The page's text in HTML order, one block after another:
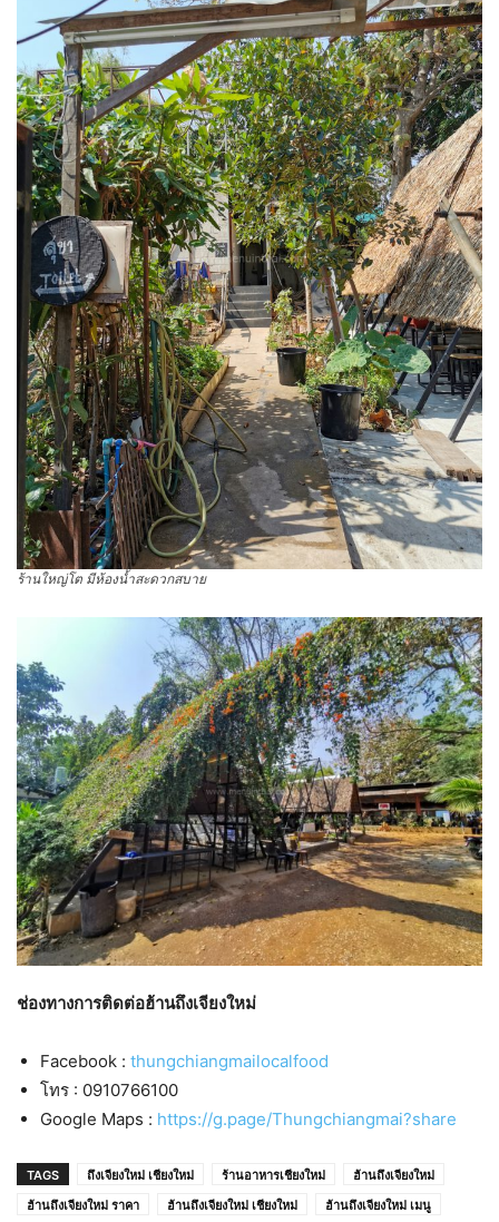
ร้านใหญ่โต มีห้องน้ำสะดวกสบาย
ช่องทางการติดต่อฮ้านถึงเจียงใหม่
Facebook : thungchiangmailocalfood
โทร : 0910766100
Google Maps : https://g.page/Thungchiangmai?share
TAGS ถึงเจียงใหม่ เชียงใหม่ ร้านอาหารเชียงใหม่
ฮ้านถึงเจียงใหม่
ฮ้านถึงเจียงใหม่ ราคา
ฮ้านถึงเจียงใหม่ เชียงใหม่
ฮ้านถึงเจียงใหม่ เมนู